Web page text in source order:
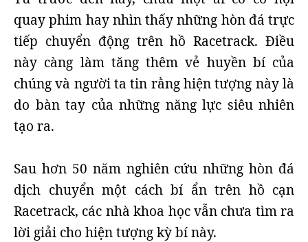
quay phim hay nhìn thấy những hòn đá trực
tiếp chuyển động trên hồ Racetrack. Điều
này càng làm tăng thêm vẻ huyền bí của
chúng và người ta tin rằng hiện tượng này là
do bàn tay của những năng lực siêu nhiên
tạo ra.
Sau hơn 50 năm nghiên cứu những hòn đá
dịch chuyển một cách bí ẩn trên hồ cạn
Racetrack, các nhà khoa học vẫn chưa tìm ra
lời giải cho hiện tượng kỳ bí này.